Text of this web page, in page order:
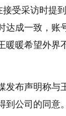
受采访时提
达成一致，账
暖暖希望外界
发布声明称与
到公司的同意